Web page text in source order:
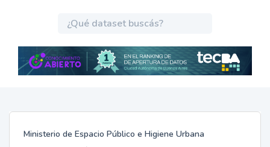
Ministerio de Espacio Público e Higiene Urbana